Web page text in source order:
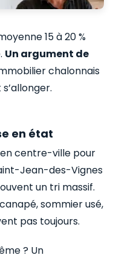
15 à 20 %
Un argument de
chalonnais
en état
centre-ville pour
Jean-des-Vignes
un tri massif.
sommier usé,
pas toujours.
? Un